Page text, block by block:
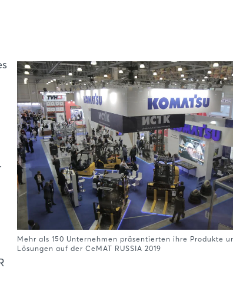
Mehr als 150 Unternehmen präsentierten ihre Produkte
Lösungen auf der CeMAT RUSSIA 2019